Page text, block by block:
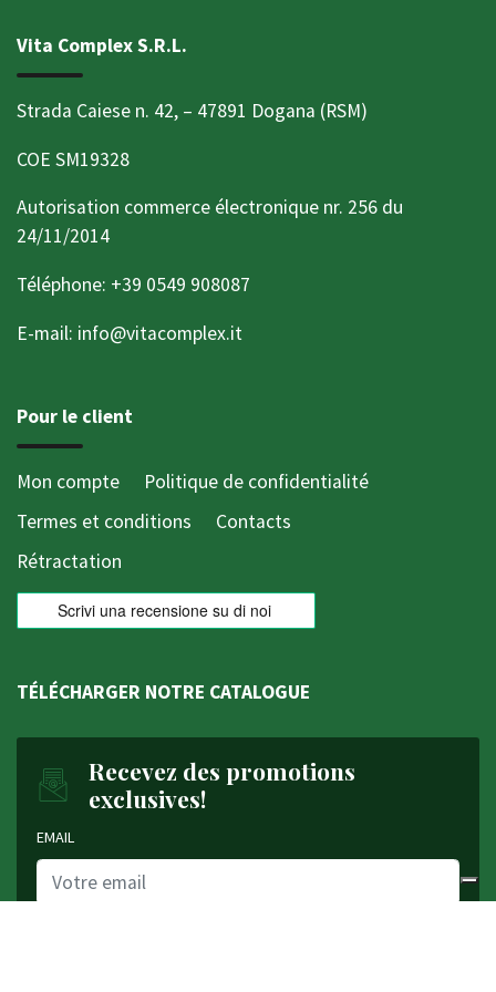
Vita Complex S.R.L.
Strada Caiese n. 42, – 47891 Dogana (RSM)
COE SM19328
Autorisation commerce électronique nr. 256 du
24/11/2014
Téléphone: +39 0549 908087
E-mail: info@vitacomplex.it
Pour le client
Mon compte
Politique de confidentialité
Termes et conditions
Contacts
Rétractation
TÉLÉCHARGER NOTRE CATALOGUE
Recevez des promotions
exclusives!
EMAIL